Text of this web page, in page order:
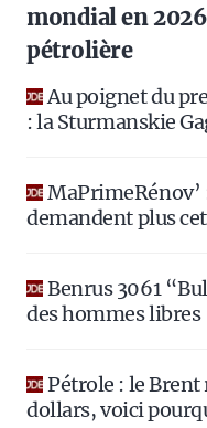
mondial en
pétrolière
Au poignet du
: la Sturmanskie
MaPrimeRénov’
demandent plus
Benrus 3061
des hommes libres
Pétrole : le Brent
dollars, voici